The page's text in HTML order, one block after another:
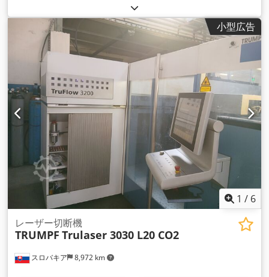
小型広告
1 / 6
スロバキア 8,972 km
レーザー切断機
TRUMPF Trulaser 3030 L20 CO2